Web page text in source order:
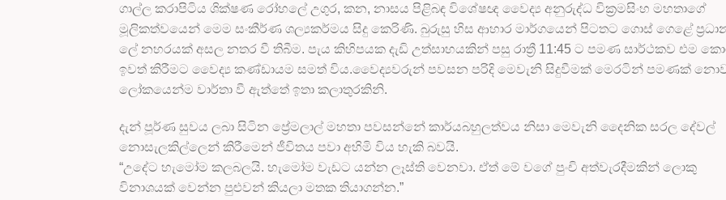
ගාල්ල කරාපිටිය ශික්ෂණ රෝහලේ උගුර, කන, නාසය පිළිබඳ විශේෂඥ වෛද්‍ය අනුරුද්ධ වික්‍රමසිංහ මහතාගේ
මූලිකත්වයෙන් මෙම සංකීර්ණ ශල්‍යකර්මය සිදු කෙරිණි. බුරුසු හිස ආහාර මාර්ගයෙන් පිටතට ගොස් ගෙළේ
ලේ නහරයක් අසල නතර වී තිබීම. පැය කිහිපයක දැඩි උත්සාහයකින් පසු රාත්‍රී 11:45 ට පමණ සාර්ථකව එම
ඉවත් කිරීමට වෛද්‍ය කණ්ඩායම සමත් විය.වෛද්‍යවරුන් පවසන පරිදි මෙවැනි සිදුවීමක් මෙරටින් පමණක්
ලෝකයෙන්ම වාර්තා වී ඇත්තේ ඉතා කලාතුරකිනි.
දැන් පූර්ණ සුවය ලබා සිටින ප්‍රේමලාල් මහතා පවසන්නේ කාර්යබහුලත්වය නිසා මෙවැනි දෛනික සරල දේවල්
නොසැලකිල්ලෙන් කිරීමෙන් ජීවිතය පවා අහිමි විය හැකි බවයි.
“උදේට හැමෝම කලබලයි. හැමෝම වැඩට යන්න ලෑස්ති වෙනවා. ඒත් මේ වගේ පුංචි අත්වැරදීමකින් ලොකු
විනාශයක් වෙන්න පුළුවන් කියලා මතක තියාගන්න.”